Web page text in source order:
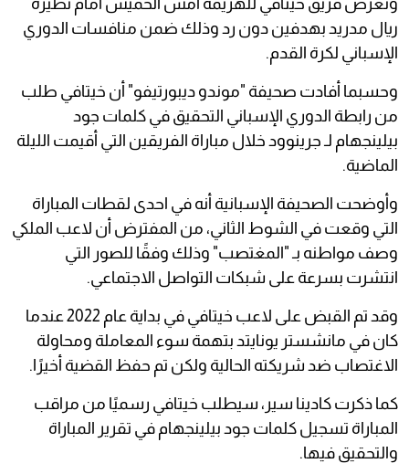
ريال مدريد بهدفين دون رد وذلك ضمن منافسات الدوري
الإسباني لكرة القدم.
وحسبما أفادت صحيفة "موندو ديبورتيفو" أن خيتافي طلب
من رابطة الدوري الإسباني التحقيق في كلمات جود
بيلينجهام لـ جرينوود خلال مباراة الفريقين التي أقيمت الليلة
الماضية.
وأوضحت الصحيفة الإسبانية أنه في احدى لقطات المباراة
التي وقعت في الشوط الثاني، من المفترض أن لاعب الملكي
وصف مواطنه بـ "المغتصب" وذلك وفقًا للصور التي
انتشرت بسرعة على شبكات التواصل الاجتماعي.
وقد تم القبض على لاعب خيتافي في بداية عام 2022 عندما
كان في مانشستر يونايتد بتهمة سوء المعاملة ومحاولة
الاغتصاب ضد شريكته الحالية ولكن تم حفظ القضية أخيرًا.
كما ذكرت كادينا سير، سيطلب خيتافي رسميًا من مراقب
المباراة تسجيل كلمات جود بيلينجهام في تقرير المباراة
والتحقيق فيها.